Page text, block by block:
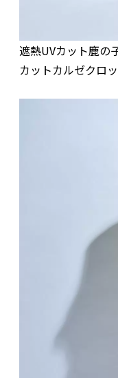
遮熱UVカット鹿の
カットカルゼクロ